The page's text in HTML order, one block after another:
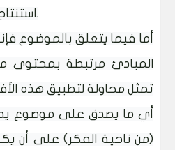
استنتاجات هامة عن المشكلة.
أما فيما يتعلق بالموضوع
المبادئ مرتبطة بمحتوى
تمثل محاولة لتطبيق هذه
أي ما يصدق على موضوع
(من ناحية الفكر) على أن